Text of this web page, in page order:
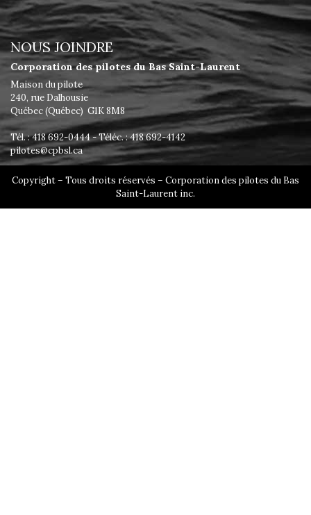
NOUS JOINDRE
Corporation des pilotes du Bas Saint-Laurent
Maison du pilote
240, rue Dalhousie
Québec (Québec) G1K 8M8
Tél. : 418 692-0444 - Téléc. : 418 692-4142
pilotes@cpbsl.ca
Copyright – Tous droits réservés – Corporation des pilotes du Bas
Saint-Laurent inc.